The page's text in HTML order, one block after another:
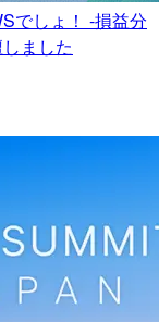
でしょ！ -損益分
ました